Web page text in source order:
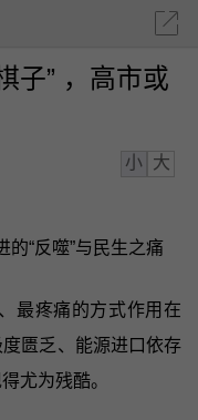
子” ，高市或
小 大
“反噬”与民生之痛
最疼痛的方式作用在
匮乏、能源进口依存
尤为残酷。